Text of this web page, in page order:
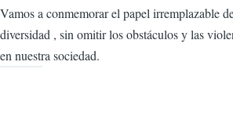
Vamos a conmemorar el papel irremplazable
diversidad , sin omitir los obstáculos y las
en nuestra sociedad.